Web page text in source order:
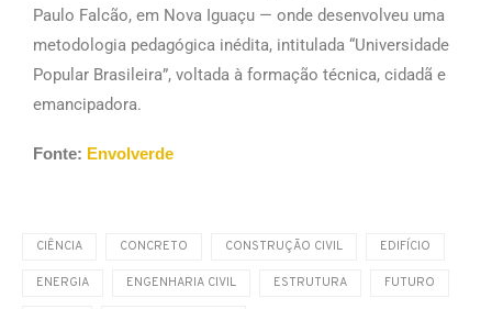
Paulo Falcão, em Nova Iguaçu — onde desenvolveu uma
metodologia pedagógica inédita, intitulada “Universidade
Popular Brasileira”, voltada à formação técnica, cidadã e
emancipadora.
Fonte: Envolverde
CIÊNCIA CONCRETO CONSTRUÇÃO CIVIL EDIFÍCIO
ENERGIA ENGENHARIA CIVIL ESTRUTURA FUTURO